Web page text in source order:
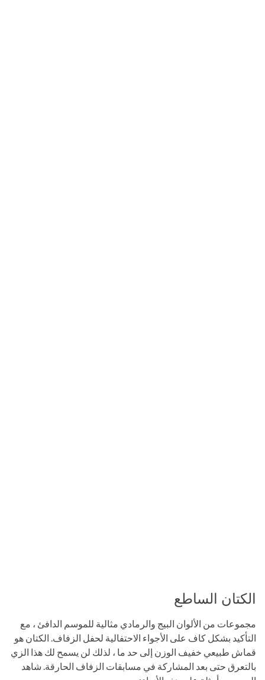
الكتان الساطع
مجموعات من الألوان البيج والرمادي مثالية للموسم الدافئ ، مع
التأكيد بشكل كاف على الأجواء الاحتفالية لحفل الزفاف. الكتان هو
قماش طبيعي خفيف الوزن إلى حد ما ، لذلك لن يسمح لك هذا الزي
بالتعرق حتى بعد المشاركة في مسابقات الزفاف الحارقة. شاهد